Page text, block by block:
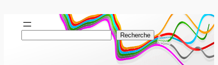
Recherche